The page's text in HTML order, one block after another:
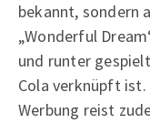
bekannt, sondern
„Wonderful
und runter
Cola verknüpft
Werbung reist